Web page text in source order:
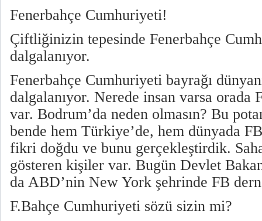
Fenerbahçe Cumhuriyeti!
Çiftliğinizin tepesinde Fenerbahçe
dalgalanıyor.
Fenerbahçe Cumhuriyeti bayrağı
dalgalanıyor. Nerede insan varsa orada
var. Bodrum’da neden olmasın? Bu
bende hem Türkiye’de, hem dünyada
fikri doğdu ve bunu gerçekleştirdik.
gösteren kişiler var. Bugün Devlet
da ABD’nin New York şehrinde FB
F.Bahçe Cumhuriyeti sözü sizin mi?